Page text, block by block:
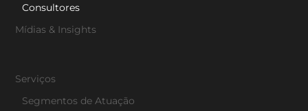
Consultores
Mídias & Insights
Serviços
Segmentos de Atuação